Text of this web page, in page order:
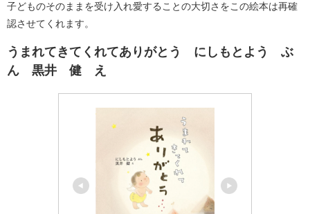
子どものそのままを受け入れ愛することの大切さをこの絵本は再確
認させてくれます。
うまれてきてくれてありがとう にしもとよう ぶ
ん 黒井 健 え